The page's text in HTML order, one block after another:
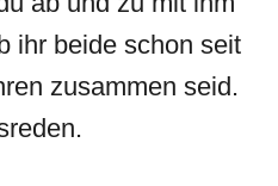
ihr beide schon seit
zusammen seid.